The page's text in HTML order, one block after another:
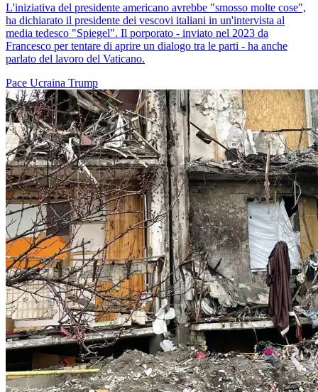
L'iniziativa del presidente americano avrebbe "smosso molte cose",
ha dichiarato il presidente dei vescovi italiani in un'intervista al
media tedesco "Spiegel". Il porporato - inviato nel 2023 da
Francesco per tentare di aprire un dialogo tra le parti - ha anche
parlato del lavoro del Vaticano.
Pace Ucraina Trump